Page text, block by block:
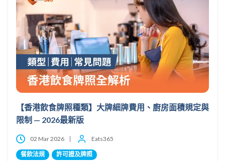
【香港飲食牌照種類】大牌細牌費用、廚房面積規定與
限制 — 2026最新版
02 Mar 2026 Eats365
餐飲法規 許可證及牌照